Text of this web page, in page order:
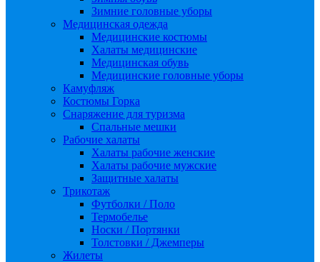
Зимние головные уборы
Медицинская одежда
Медицинские костюмы
Халаты медицинские
Медицинская обувь
Медицинские головные уборы
Камуфляж
Костюмы Горка
Снаряжение для туризма
Спальные мешки
Рабочие халаты
Халаты рабочие женские
Халаты рабочие мужские
Защитные халаты
Трикотаж
Футболки / Поло
Термобелье
Носки / Портянки
Толстовки / Джемперы
Жилеты